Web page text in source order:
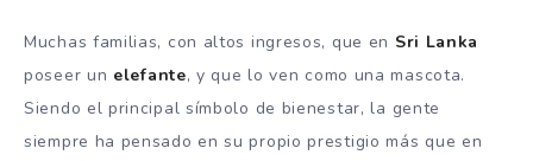
Muchas familias, con altos ingresos, que en Sri Lanka
poseer un elefante, y que lo ven como una mascota.
Siendo el principal símbolo de bienestar, la gente
siempre ha pensado en su propio prestigio más que en